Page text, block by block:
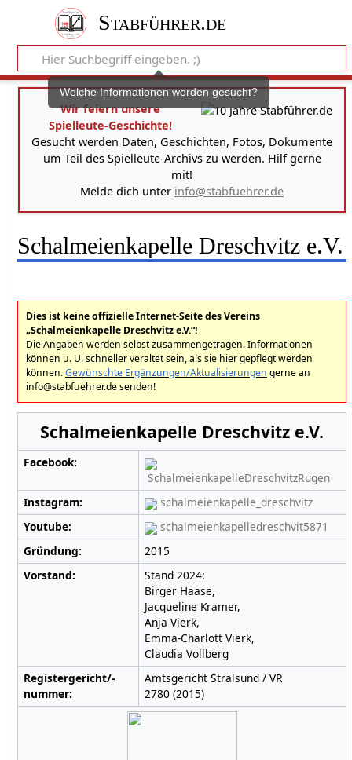
Stabführer.de
Welche Informationen werden gesucht?
Wir feiern unsere
Spielleute-Geschichte!
Gesucht werden Daten, Geschichten, Fotos, Dokumente
um Teil des Spielleute-Archivs zu werden. Hilf gerne
mit!
Melde dich unter info@stabfuehrer.de
Schalmeienkapelle Dreschvitz e.V.
Dies ist keine offizielle Internet-Seite des Vereins
„Schalmeienkapelle Dreschvitz e.V.“!
Die Angaben werden selbst zusammengetragen. Informationen
können u. U. schneller veraltet sein, als sie hier gepflegt werden
können.Gewünschte Ergänzungen/Aktualisierungen gerne an
info@stabfuehrer.de senden!
Schalmeienkapelle Dreschvitz e.V.
Facebook:
SchalmeienkapelleDreschvitzRugen
Instagram:
schalmeienkapelle_dreschvitz
Youtube:
schalmeienkapelledreschvit5871
Gründung:
2015
Vorstand:
Stand 2024:
Birger Haase,
Jacqueline Kramer,
Anja Vierk,
Emma-Charlott Vierk,
Claudia Vollberg
Registergericht/-
nummer:
Amtsgericht Stralsund / VR
2780 (2015)